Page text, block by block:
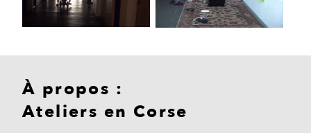
À propos :
Ateliers en Corse